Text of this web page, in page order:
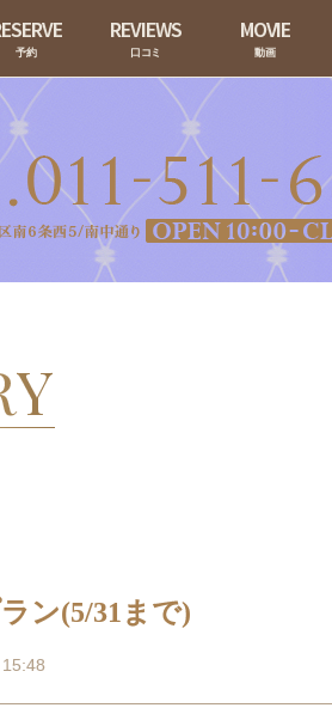
予約
REVIEWS
口コミ
MOVIE
動画
ン(5/31まで)